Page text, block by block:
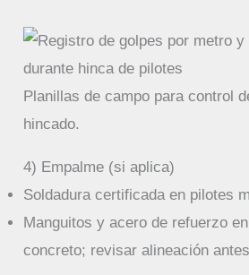
Planillas de campo para control
hincado.
4) Empalme (si aplica)
Soldadura certificada en pilotes
Manguitos y acero de refuerzo
concreto; revisar alineación